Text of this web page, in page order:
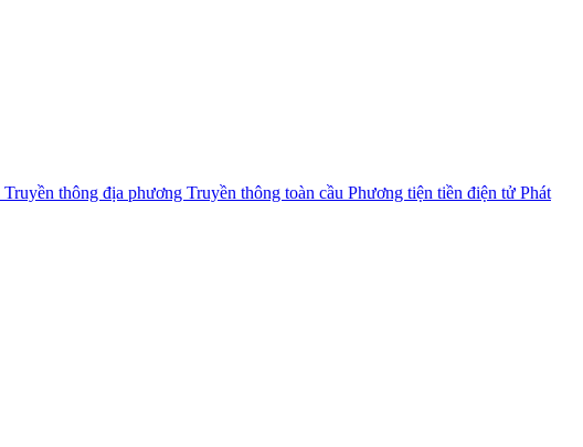
Truyền thông địa phương Truyền thông toàn cầu Phương tiện tiền điện tử Phát